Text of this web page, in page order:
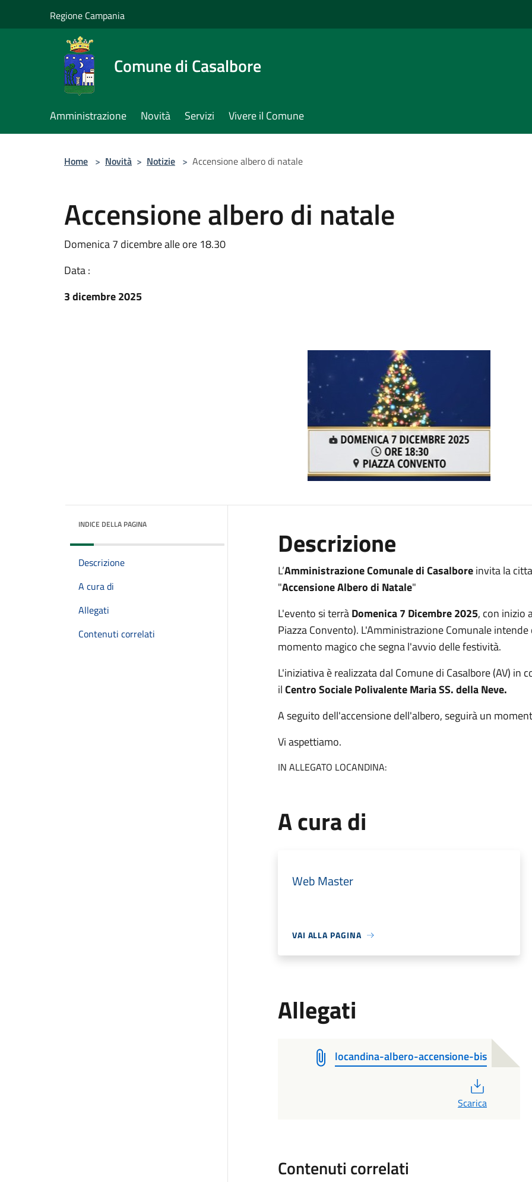
Regione Campania
Comune di Casalbore
Amministrazione Novità Servizi Vivere il Comune
Home > Novità > Notizie > Accensione albero di natale
Accensione albero di natale
Domenica 7 dicembre alle ore 18.30
Data :
3 dicembre 2025
INDICE DELLA PAGINA
Descrizione
A cura di
Allegati
Contenuti correlati
Descrizione
L’Amministrazione Comunale di Casalboreinvita la
"Accensione Albero di Natale"
L'evento si terràDomenica 7 Dicembre 2025, con inizio
Piazza Convento). L'Amministrazione Comunale
momento magico che segna l'avvio delle festività.
L'iniziativa è realizzata dal Comune di Casalbore (AV) in
ilCentro Sociale Polivalente Maria SS. della Neve.
A seguito dell'accensione dell'albero, seguirà un
Vi aspettiamo.
IN ALLEGATO LOCANDINA:
A cura di
Web Master
VAI ALLA PAGINA
Allegati
locandina-albero-accensione-bis
Scarica
Contenuti correlati